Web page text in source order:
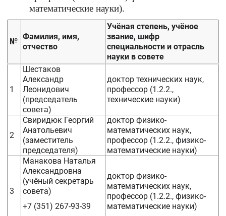
математические науки).
№
Фамилия, имя,
отчество
Учёная степень, учёное
звание, шифр
специальности и отрасль
науки в совете
1
Шестаков
Александр
Леонидович
(председатель
совета)
доктор технических наук,
профессор (1.2.2.,
технические науки)
2
Свиридюк Георгий
Анатольевич
(заместитель
председателя)
доктор физико-
математических наук,
профессор (1.2.2., физико-
математические науки)
3
Манакова Наталья
Александровна
(учёный секретарь
совета)
+7 (351) 267-93-39
доктор физико-
математических наук,
профессор (1.2.2., физико-
математические науки)